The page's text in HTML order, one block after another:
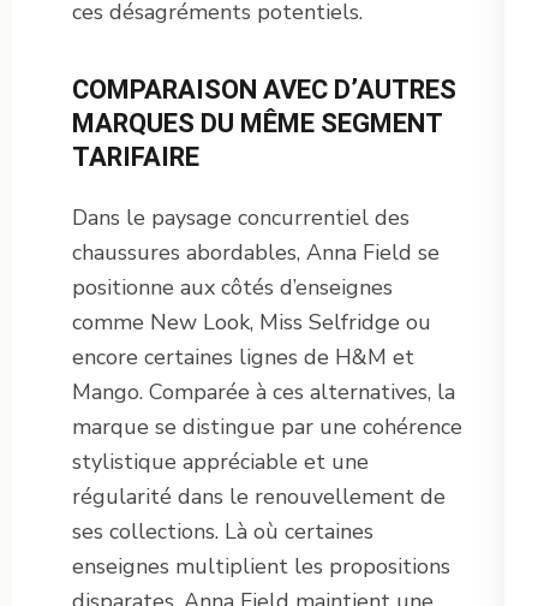
ces désagréments potentiels.
COMPARAISON AVEC D’AUTRES
MARQUES DU MÊME SEGMENT
TARIFAIRE
Dans le paysage concurrentiel des
chaussures abordables, Anna Field se
positionne aux côtés d’enseignes
comme New Look, Miss Selfridge ou
encore certaines lignes de H&M et
Mango. Comparée à ces alternatives, la
marque se distingue par une cohérence
stylistique appréciable et une
régularité dans le renouvellement de
ses collections. Là où certaines
enseignes multiplient les propositions